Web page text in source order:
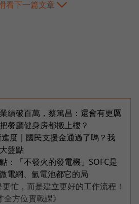
看下一篇文章
績破百萬，蔡篤昌：還會有更厲
餐廳健身房都搬上樓？
度｜國民支援金通過了嗎？我
盤點
：「不發火的發電機」SOFC是
電網、氫電池都它的局
忙，而是建立更好的工作流程！
方位實戰課》